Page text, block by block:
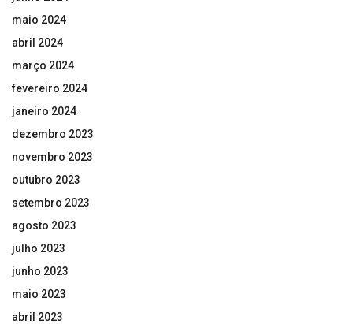
maio 2024
abril 2024
março 2024
fevereiro 2024
janeiro 2024
dezembro 2023
novembro 2023
outubro 2023
setembro 2023
agosto 2023
julho 2023
junho 2023
maio 2023
abril 2023